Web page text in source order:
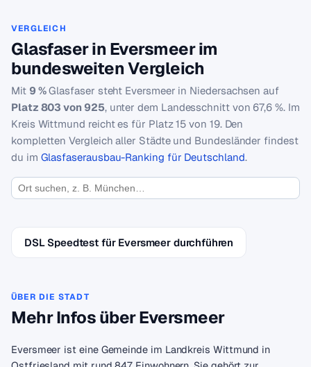
VERGLEICH
Glasfaser in Eversmeer im
bundesweiten Vergleich
Mit 9 %Glasfaser steht Eversmeer in Niedersachsen auf
Platz 803 von 925, unter dem Landesschnitt von 67,6 %. Im
Kreis Wittmund reicht es für Platz 15 von 19. Den
kompletten Vergleich aller Städte und Bundesländer findest
du im Glasfaserausbau-Ranking für Deutschland.
DSL Speedtest für Eversmeer durchführen
ÜBER DIE STADT
Mehr Infos über Eversmeer
Eversmeer ist eine Gemeinde im Landkreis Wittmund in